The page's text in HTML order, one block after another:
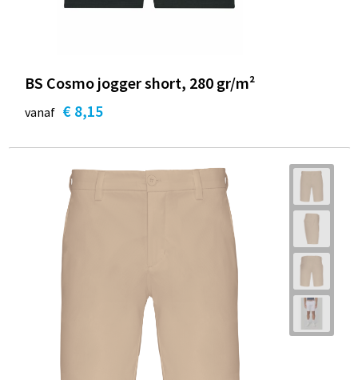
BS Cosmo jogger short, 280 gr/m²
vanaf € 8,15